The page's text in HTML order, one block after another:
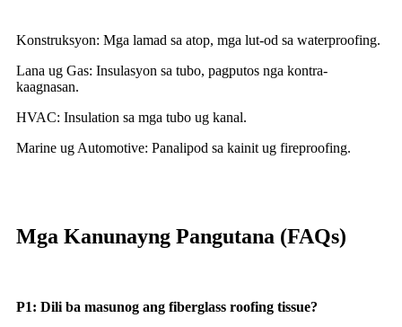
Konstruksyon: Mga lamad sa atop, mga lut-od sa waterproofing.
Lana ug Gas: Insulasyon sa tubo, pagputos nga kontra-
kaagnasan.
HVAC: Insulation sa mga tubo ug kanal.
Marine ug Automotive: Panalipod sa kainit ug fireproofing.
Mga Kanunayng Pangutana (FAQs)
P1: Dili ba masunog ang fiberglass roofing tissue?